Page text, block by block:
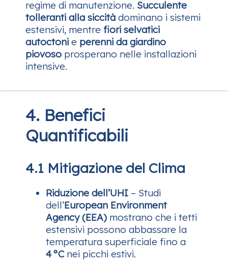
regime di manutenzione. Succulente
tolleranti alla siccità dominano i sistemi
estensivi, mentre fiori selvatici
autoctoni e perenni da giardino
piovoso prosperano nelle installazioni
intensive.
4. Benefici
Quantificabili
4.1 Mitigazione del Clima
Riduzione dell’UHI – Studi
dell’European Environment
Agency (EEA) mostrano che i tetti
estensivi possono abbassare la
temperatura superficiale fino a
4 °Cnei picchi estivi.